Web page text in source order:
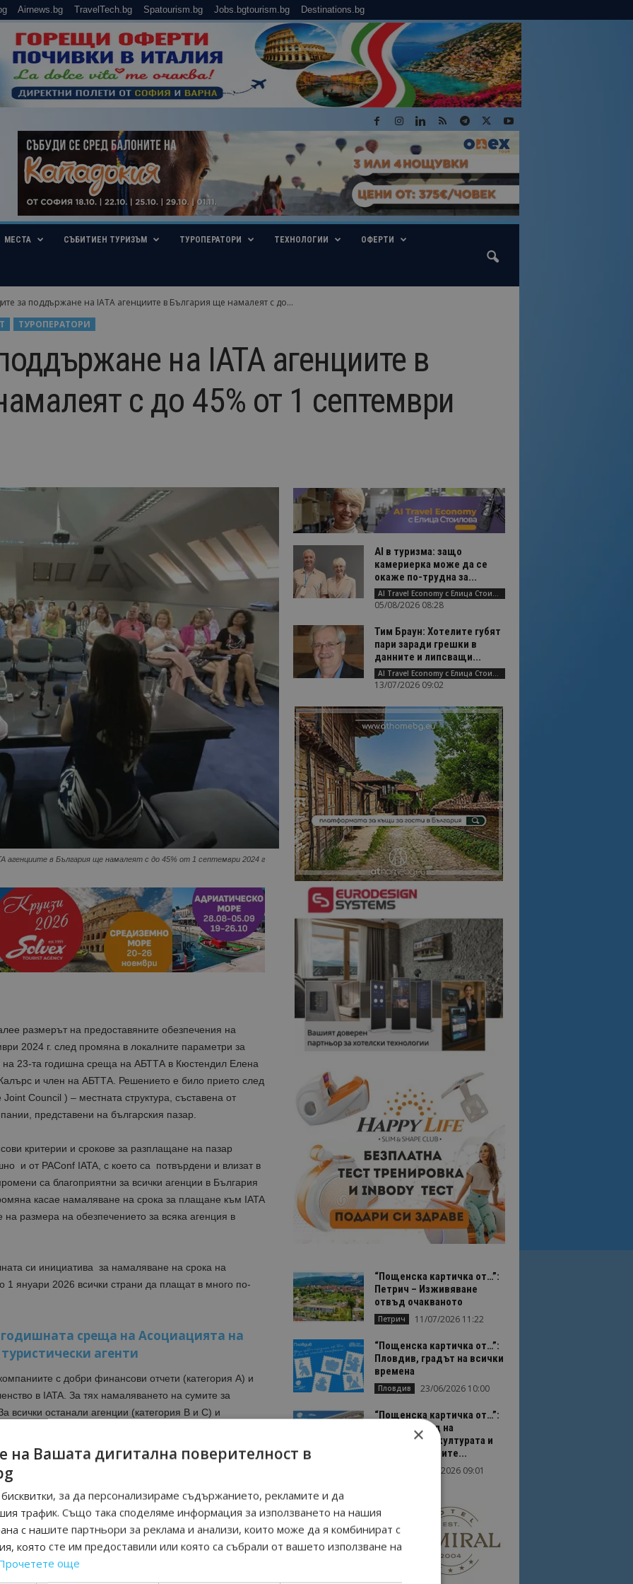
Airnews.bg TravelTech.bg Spatourism.bg Jobs.bgtourism.bg Destinations.bg
МЕСТА СЪБИТИЕН ТУРИЗЪМ ТУРОПЕРАТОРИ ТЕХНОЛОГИИ ОФЕРТИ
за поддържане на IATA агенциите в България ще намалеят с до...
ТУРОПЕРАТОРИ
на IATA агенциите в
с до 45% от 1 септември
агенциите в България ще намалеят с до 45% от 1 септември 2024 г
размерът на предоставяните обезпечения на
2024 г. след промяна в локалните параметри за
23-та годишна среща на АБТТА в Кюстендил Елена
и член на АБТТА. Решението е било прието след
Council ) – местната структура, съставена от
представени на българския пазар.
критерии и срокове за разплащане на пазар
и от PAConf IATA, с което са потвърдени и влизат в
са благоприятни за всички агенции в България
касае намаляване на срока за плащане към IATA
размера на обезпечението за всяка агенция в
си инициатива за намаляване на срока на
1 януари 2026 всички страни да плащат в много по-
среща на Асоциацията на
агенти
с добри финансови отчети (категория А) и
в IATA. За тях намаляването на сумите за
всички останали агенции (категория В и С) и
ще бъде с до 10% по-малка, поясни Елена
IATA агенциите ще трябва да поискат от IATA
за обезпечение след 01.09.2024 год. , след което
гаранция или депозит към IATA.
в Кюстендил са заети за Празника на
AI в туризма: защо
камериерка може да се
окаже по-трудна за...
AI Travel Economy с Елица Стоилова
05/08/2026 08:28
Тим Браун: Хотелите губят
пари заради грешки в
данните и липсващи...
AI Travel Economy с Елица Стоилова
13/07/2026 09:02
“Пощенска картичка от…”:
Петрич – Изживяване
отвъд очакваното
Петрич 11/07/2026 11:22
“Пощенска картичка от…”:
Пловдив, градът на всички
времена
Пловдив 23/06/2026 10:00
“Пощенска картичка от…”:
Перник – град на
традициите, културата и
вдъхновяващите...
17/06/2026 09:01
×
на Вашата дигитална поверителност в
за да персонализираме съдържанието, рекламите и да
трафик. Също така споделяме информация за използването на нашия
с нашите партньори за реклама и анализи, които може да я комбинират с
която сте им предоставили или която са събрали от вашето използване на
още